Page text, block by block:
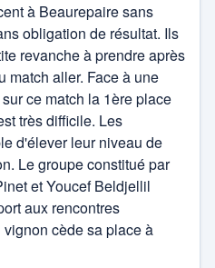
à Beaurepaire sans
obligation de résultat. Ils
revanche à prendre après
match aller. Face à une
ce match la 1ère place
très difficile. Les
d'élever leur niveau de
Le groupe constitué par
et Youcef Beldjellil
aux rencontres
cède sa place à